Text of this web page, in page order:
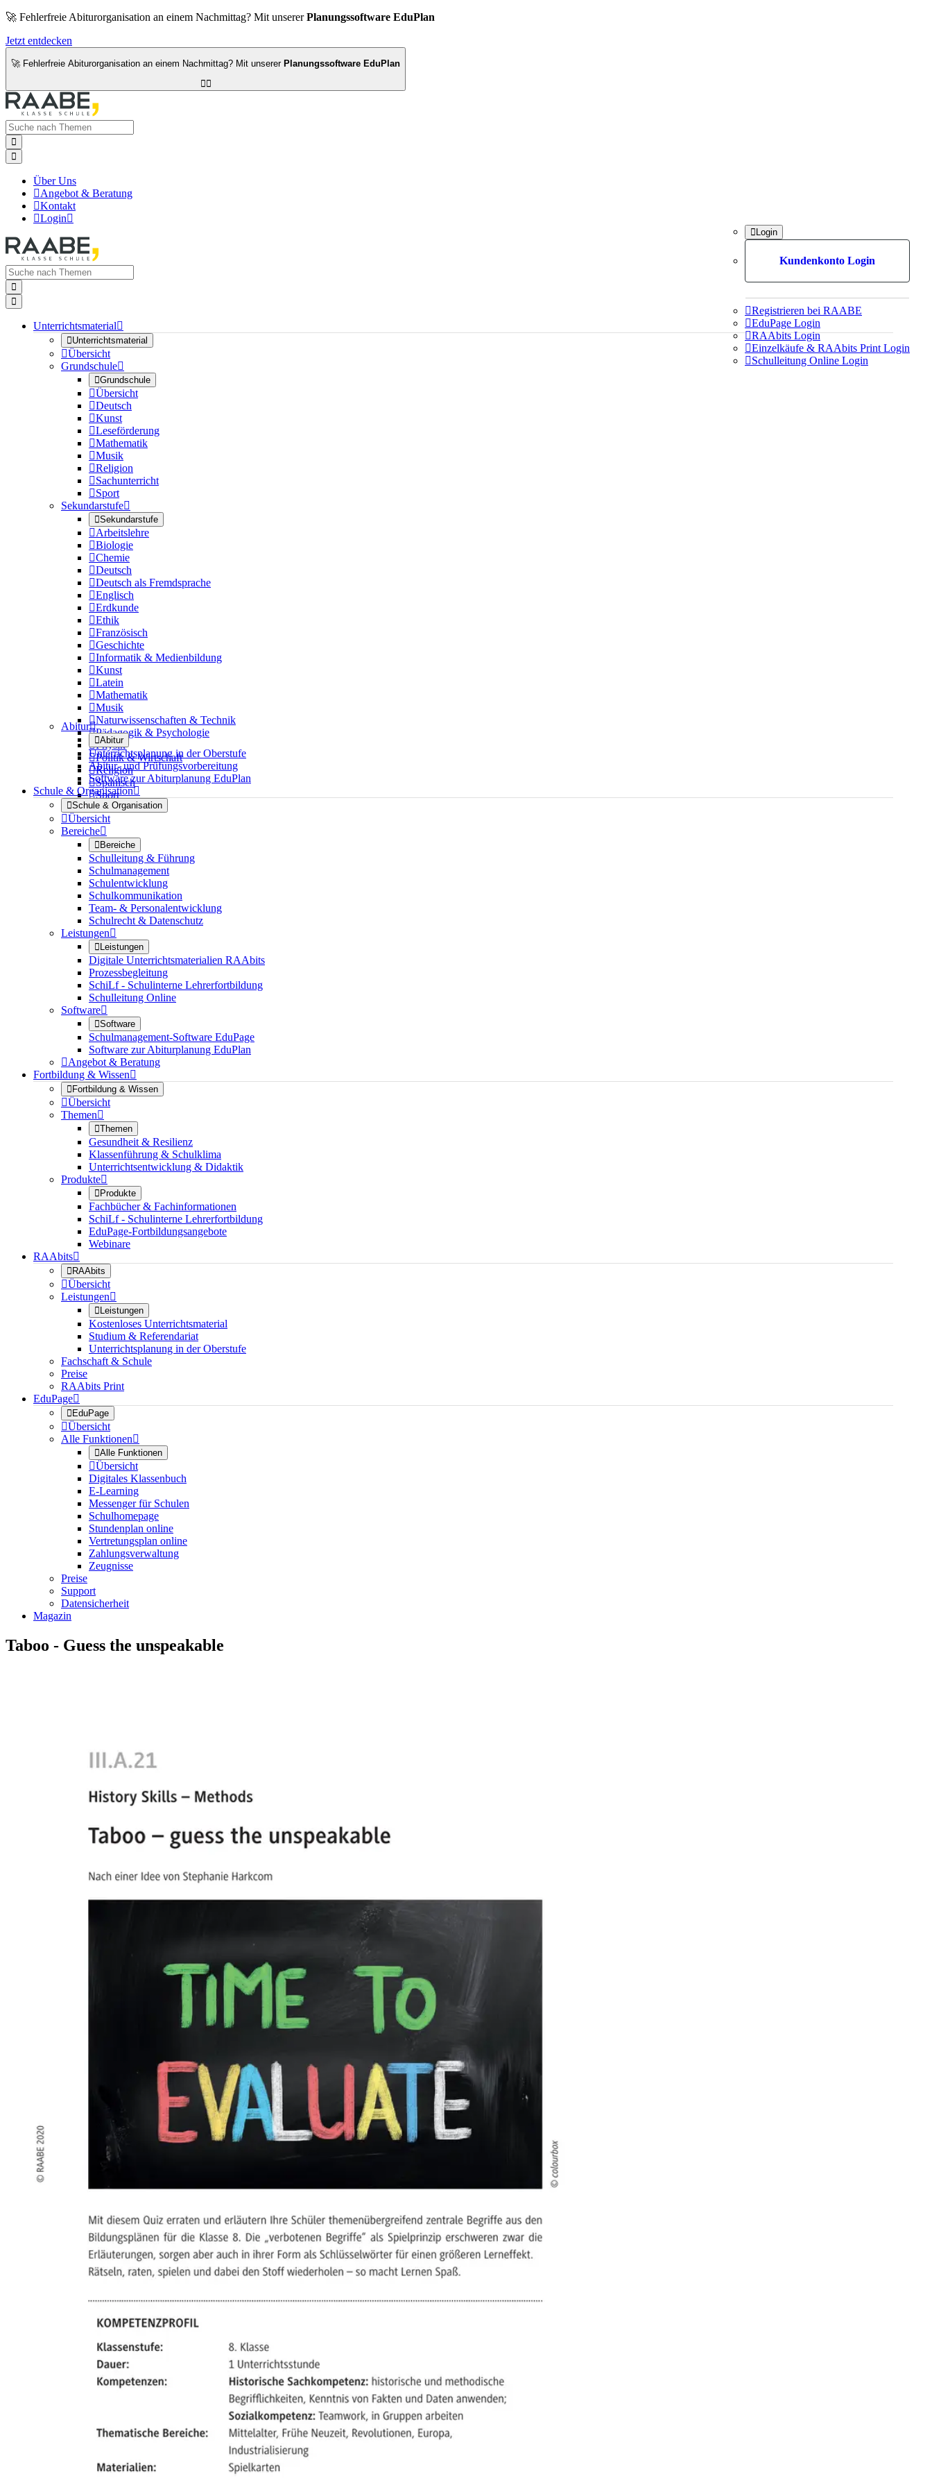
🚀 Fehlerfreie Abiturorganisation an einem Nachmittag? Mit unsererPlanungssoftware EduPlan
Jetzt entdecken
🚀 Fehlerfreie Abiturorganisation an einem Nachmittag? Mit unserer Planungssoftware EduPlan



Über Uns
Angebot & Beratung
Kontakt
Login
Login
Kundenkonto Login
Registrieren bei RAABE
EduPage Login
RAAbits Login
Einzelkäufe & RAAbits Print Login
Schulleitung Online Login


Unterrichtsmaterial
Unterrichtsmaterial
Übersicht
Grundschule
Grundschule
Übersicht
Deutsch
Kunst
Leseförderung
Mathematik
Musik
Religion
Sachunterricht
Sport
Sekundarstufe
Sekundarstufe
Arbeitslehre
Biologie
Chemie
Deutsch
Deutsch als Fremdsprache
Englisch
Erdkunde
Ethik
Französisch
Geschichte
Informatik & Medienbildung
Kunst
Latein
Mathematik
Musik
Naturwissenschaften & Technik
Pädagogik & Psychologie
Physik
Politik & Wirtschaft
Religion
Spanisch
Sport
Abitur
Abitur
Unterrichtsplanung in der Oberstufe
Abitur- und Prüfungsvorbereitung
Software zur Abiturplanung EduPlan
Schule & Organisation
Schule & Organisation
Übersicht
Bereiche
Bereiche
Schulleitung & Führung
Schulmanagement
Schulentwicklung
Schulkommunikation
Team- & Personalentwicklung
Schulrecht & Datenschutz
Leistungen
Leistungen
Digitale Unterrichtsmaterialien RAAbits
Prozessbegleitung
SchiLf - Schulinterne Lehrerfortbildung
Schulleitung Online
Software
Software
Schulmanagement-Software EduPage
Software zur Abiturplanung EduPlan
Angebot & Beratung
Fortbildung & Wissen
Fortbildung & Wissen
Übersicht
Themen
Themen
Gesundheit & Resilienz
Klassenführung & Schulklima
Unterrichtsentwicklung & Didaktik
Produkte
Produkte
Fachbücher & Fachinformationen
SchiLf - Schulinterne Lehrerfortbildung
EduPage-Fortbildungsangebote
Webinare
RAAbits
RAAbits
Übersicht
Leistungen
Leistungen
Kostenloses Unterrichtsmaterial
Studium & Referendariat
Unterrichtsplanung in der Oberstufe
Fachschaft & Schule
Preise
RAAbits Print
EduPage
EduPage
Übersicht
Alle Funktionen
Alle Funktionen
Übersicht
Digitales Klassenbuch
E-Learning
Messenger für Schulen
Schulhomepage
Stundenplan online
Vertretungsplan online
Zahlungsverwaltung
Zeugnisse
Preise
Support
Datensicherheit
Magazin
Taboo - Guess the unspeakable